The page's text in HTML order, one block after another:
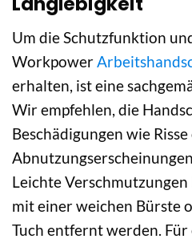
Um die Schutzfunktion
Workpower
erhalten, ist eine
Wir empfehlen, die
Beschädigungen wie
Leichte
mit einer weichen Bürste
Tuch entfernt werden.